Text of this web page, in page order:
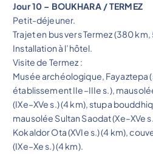
Jour 10 – BOUKHARA / TERMEZ
Petit-déjeuner.
Trajet en bus vers Termez (380 km,
Installation à l’hôtel.
Visite de Termez :
Musée archéologique, Fayaztepa
établissement IIe–IIIe s.),
(IXe–XVe s.) (4 km), stupa
mausolée Sultan Saodat (Xe–XVe
Kokaldor Ota (XVIe s.) (4 km),
(IXe–Xe s.) (4 km).